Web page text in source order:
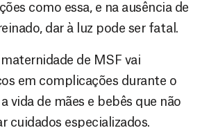
como essa, e na ausência de
dar à luz pode ser fatal.
de MSF vai
em complicações durante o
vida de mães e bebês que não
cuidados especializados.